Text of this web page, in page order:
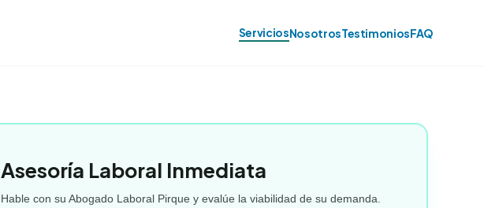
ServiciosNosotrosTestimoniosFAQ
Asesoría Laboral Inmediata
Hable con su Abogado Laboral Pirque y evalúe la viabilidad de su demanda.